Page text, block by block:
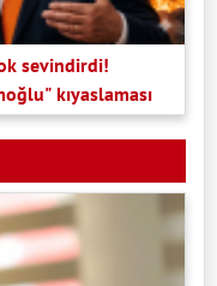
sevindirdi!
kıyaslaması